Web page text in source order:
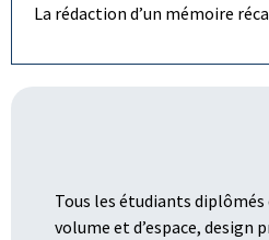
La rédaction d’un mémoire
Tous les étudiants diplômés
volume et d’espace, design